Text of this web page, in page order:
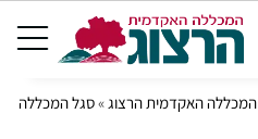
המכללה האקדמית הרצוג »סגל המכללה